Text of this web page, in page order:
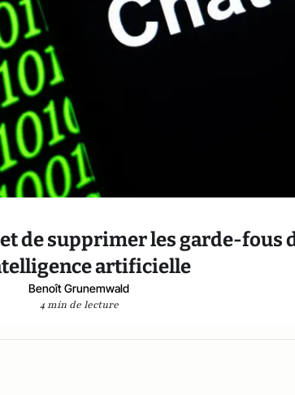
de supprimer les garde-fous
artificielle
Benoît Grunemwald
4 min de lecture